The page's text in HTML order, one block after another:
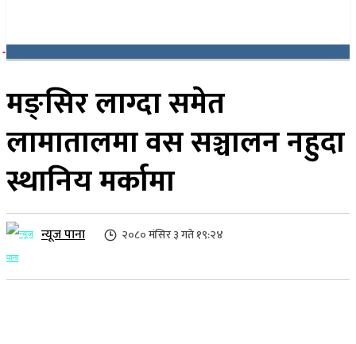
मङ्सिर लाग्दा समेत
लामातालमा वस सञ्चालन नहुदा
स्थानिय मर्कामा
न्यूज पाना २०८० मंसिर ३ गते १९:२४